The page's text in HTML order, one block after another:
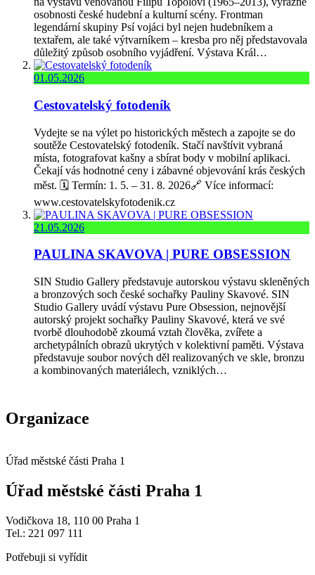
osobnosti české hudební a kulturní scény. Frontman
legendární skupiny Psí vojáci byl nejen hudebníkem a
textařem, ale také výtvarníkem – kresba pro něj představovala
důležitý způsob osobního vyjádření. Výstava Král…
01.05.2026
Cestovatelský fotodeník
Vydejte se na výlet po historických městech a zapojte se do
soutěže Cestovatelský fotodeník. Stačí navštívit vybraná
místa, fotografovat kašny a sbírat body v mobilní aplikaci.
Čekají vás hodnotné ceny i zábavné objevování krás českých
měst. 🗓️ Termín: 1. 5. – 31. 8. 2026🔗 Více informací:
www.cestovatelskyfotodenik.cz
21.05.2026
PAULINA SKAVOVA | PURE OBSESSION
SIN Studio Gallery představuje autorskou výstavu skleněných
a bronzových soch české sochařky Pauliny Skavové. SIN
Studio Gallery uvádí výstavu Pure Obsession, nejnovější
autorský projekt sochařky Pauliny Skavové, která ve své
tvorbě dlouhodobě zkoumá vztah člověka, zvířete a
archetypálních obrazů ukrytých v kolektivní paměti. Výstava
představuje soubor nových děl realizovaných ve skle, bronzu
a kombinovaných materiálech, vzniklých…
Organizace
Úřad městské části Praha 1
Úřad městské části Praha 1
Vodičkova 18, 110 00 Praha 1
Tel.: 221 097 111
Potřebuji si vyřídit